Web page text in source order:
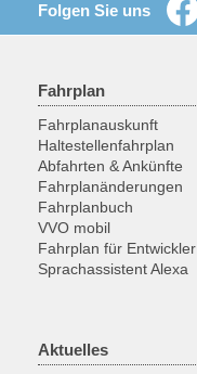
Folgen Sie uns
Fahrplan
Fahrplanauskunft
Haltestellenfahrplan
Abfahrten & Ankünfte
Fahrplanänderungen
Fahrplanbuch
VVO mobil
Fahrplan für Entwickler
Sprachassistent Alexa
Aktuelles